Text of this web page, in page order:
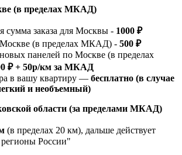
(в пределах МКАД)
сумма заказа для Москвы - 1000 ₽
Москве (в пределах МКАД) - 500 ₽
панелей по Москве (в пределах
₽ + 50р/км за МКАД
в вашу квартиру — бесплатно (в случае
и необъемный)
области (за пределами МКАД)
(в пределах 20 км), дальше действует
России"